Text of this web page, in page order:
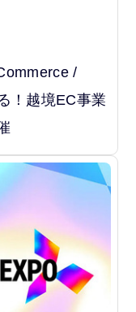
/
！越境EC事業